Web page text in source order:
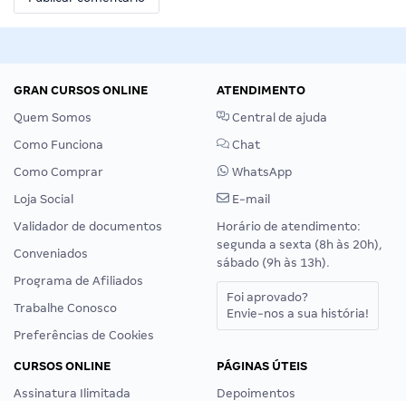
GRAN CURSOS ONLINE
Quem Somos
Como Funciona
Como Comprar
Loja Social
Validador de documentos
Conveniados
Programa de Afiliados
Trabalhe Conosco
Preferências de Cookies
ATENDIMENTO
Central de ajuda
Chat
WhatsApp
E-mail
Horário de atendimento:
segunda a sexta (8h às 20h),
sábado (9h às 13h).
Foi aprovado?
Envie-nos a sua história!
CURSOS ONLINE
Assinatura Ilimitada
PÁGINAS ÚTEIS
Depoimentos